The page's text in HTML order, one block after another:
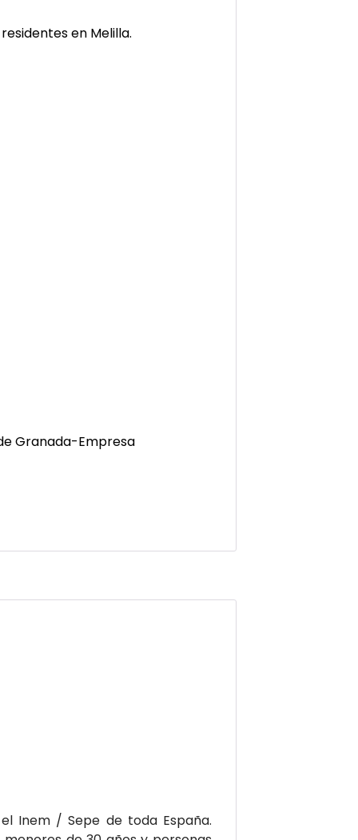
en Melilla.
Granada-Empresa
Inem / Sepe de toda España.